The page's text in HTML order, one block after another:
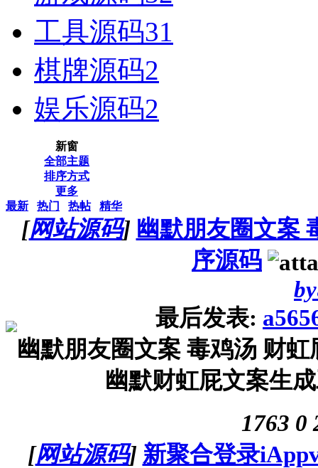
工具源码31
棋牌源码2
娱乐源码2
新窗
全部主题
排序方式
更多
最新
热门 热帖 精华
[网站源码] 幽默朋友圈文案
序源码
by
最后发表:
幽默朋友圈文案 毒鸡汤 财
幽默财虹屁文案生
1763 0
[网站源码] 新聚合登录